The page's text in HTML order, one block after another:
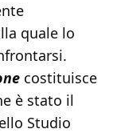
quale lo
costituisce
è stato il
Studio